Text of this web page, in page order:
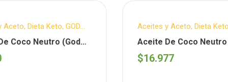
Aceto, Dieta Keto, GOD
,Vegano
Coco Neutro (God
X 225 Ml.
Aceites y Aceto, Dieta Keto
BLESS YOU ,Vegano
Aceite De Coco Neutro
Bless You) X 500 Ml.
$16.977